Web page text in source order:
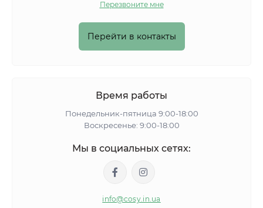
Перезвоните мне
Перейти в контакты
Время работы
Понедельник-пятница 9:00-18:00
Воскресенье: 9:00-18:00
Мы в социальных сетях:
info@cosy.in.ua